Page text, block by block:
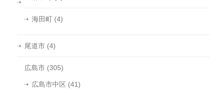
海田町 (4)
尾道市 (4)
広島市 (305)
広島市中区 (41)